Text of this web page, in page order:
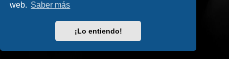
web. Saber más
¡Lo entiendo!